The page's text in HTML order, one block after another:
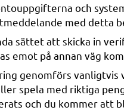
och
med detta
sättet att skicka in
emot på annan väg
genomförs vanligtvis
spela med riktiga
och du kommer att